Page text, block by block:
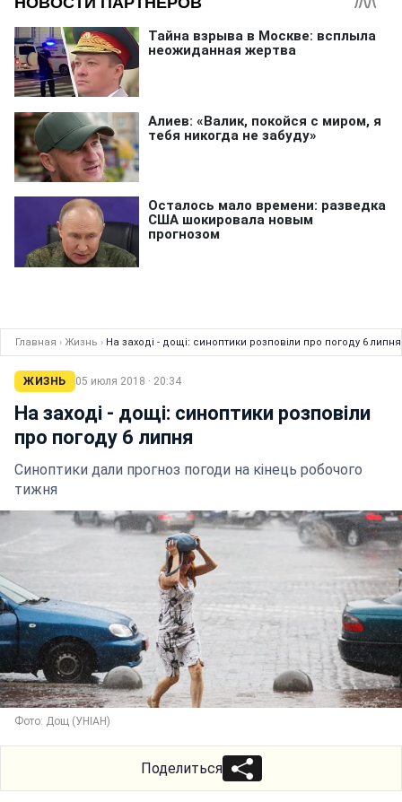
Главная › Жизнь › На заході - дощі: синоптики розповіли про погоду 6 липня
ЖИЗНЬ 05 июля 2018 · 20:34
На заході - дощі: синоптики розповіли
про погоду 6 липня
Синоптики дали прогноз погоди на кінець робочого
тижня
Фото: Дощ (УНІАН)
Поделиться